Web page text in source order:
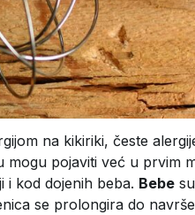
na kikiriki, česte
mogu pojaviti već u prvim
i kod dojenih beba. Bebe
se prolongira do